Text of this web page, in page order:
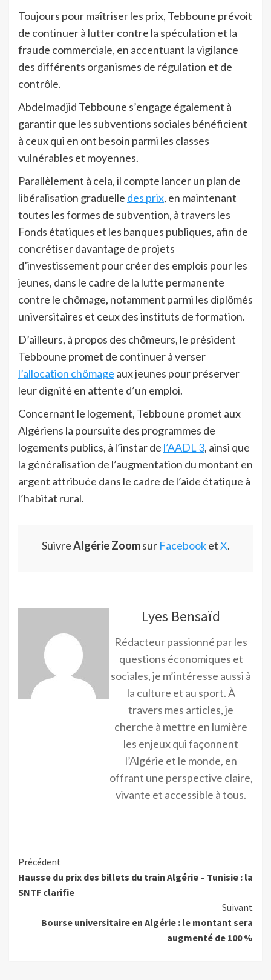
Toujours pour maîtriser les prix, Tebboune prévoit
de continuer à lutter contre la spéculation et la
fraude commerciale, en accentuant la vigilance
des différents organismes de régulation et de
contrôle.
Abdelmadjid Tebboune s’engage également à
garantir que les subventions sociales bénéficient
à ceux qui en ont besoin parmi les classes
vulnérables et moyennes.
Parallèlement à cela, il compte lancer un plan de
libéralisation graduelle des prix, en maintenant
toutes les formes de subvention, à travers les
Fonds étatiques et les banques publiques, afin de
concrétiser davantage de projets
d’investissement pour créer des emplois pour les
jeunes, dans le cadre de la lutte permanente
contre le chômage, notamment parmi les diplômés
universitaires et ceux des instituts de formation.
D’ailleurs, à propos des chômeurs, le président
Tebboune promet de continuer à verser
l’allocation chômage aux jeunes pour préserver
leur dignité en attente d’un emploi.
Concernant le logement, Tebboune promet aux
Algériens la poursuite des programmes de
logements publics, à l’instar de l’AADL 3, ainsi que
la généralisation de l’augmentation du montant en
argent attribuée dans le cadre de l’aide étatique à
l’habitat rural.
SuivreAlgérie Zoomsur FacebooketX.
Lyes Bensaïd
Rédacteur passionné par les
questions économiques et
sociales, je m’intéresse aussi à
la culture et au sport. À
travers mes articles, je
cherche à mettre en lumière
les enjeux qui façonnent
l’Algérie et le monde, en
offrant une perspective claire,
vivante et accessible à tous.
Précédent
Hausse du prix des billets du train Algérie – Tunisie : la
SNTF clarifie
Suivant
Bourse universitaire en Algérie : le montant sera
augmenté de 100 %